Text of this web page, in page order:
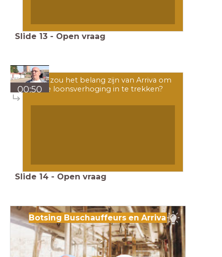
Slide 13 - Open vraag
00:50
Wat zou het belang zijn van Arriva om
de loonsverhoging in te trekken?
Slide 14 - Open vraag
Botsing Buschauffeurs en Arriva